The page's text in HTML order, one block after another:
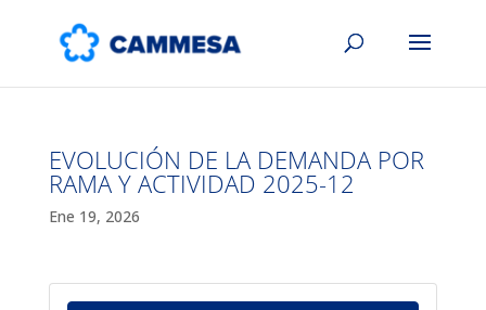
EVOLUCIÓN DE LA DEMANDA POR
RAMA Y ACTIVIDAD 2025-12
Ene 19, 2026